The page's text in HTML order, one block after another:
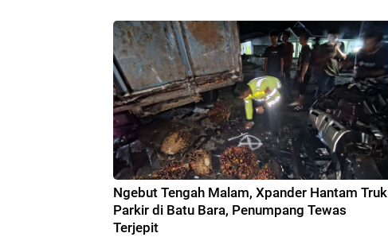
Ngebut Tengah Malam, Xpander Hantam Truk
Parkir di Batu Bara, Penumpang Tewas
Terjepit